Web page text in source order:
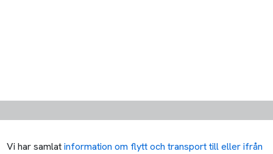
Vi har samlatinformation om flytt och transport till eller ifrån